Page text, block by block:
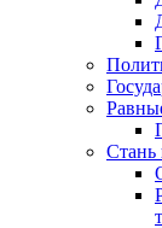
Стань